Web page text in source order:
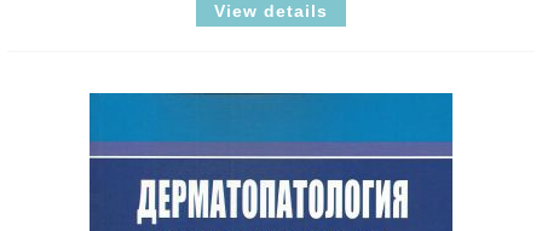
View details